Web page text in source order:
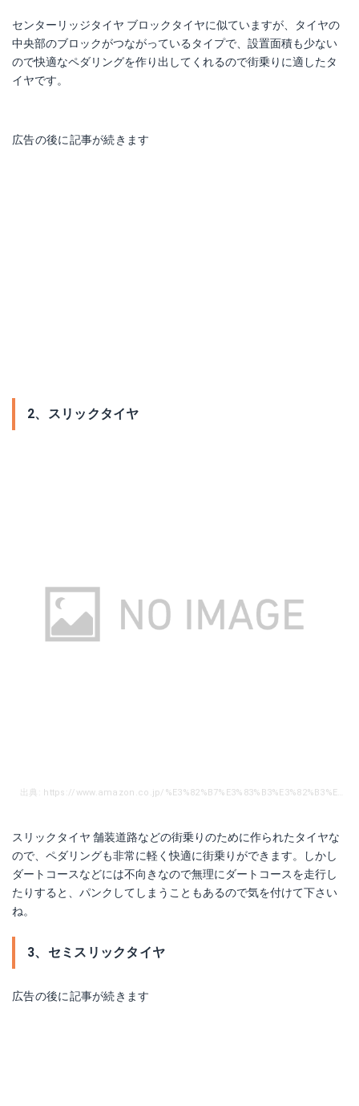
センターリッジタイヤ ブロックタイヤに似ていますが、タイヤの
中央部のブロックがつながっているタイプで、設置面積も少ない
ので快適なペダリングを作り出してくれるので街乗りに適したタ
イヤです。
広告の後に記事が続きます
2、スリックタイヤ
スリックタイヤ 舗装道路などの街乗りのために作られたタイヤな
ので、ペダリングも非常に軽く快適に街乗りができます。しかし
ダートコースなどには不向きなので無理にダートコースを走行し
たりすると、パンクしてしまうこともあるので気を付けて下さい
ね。
3、セミスリックタイヤ
広告の後に記事が続きます